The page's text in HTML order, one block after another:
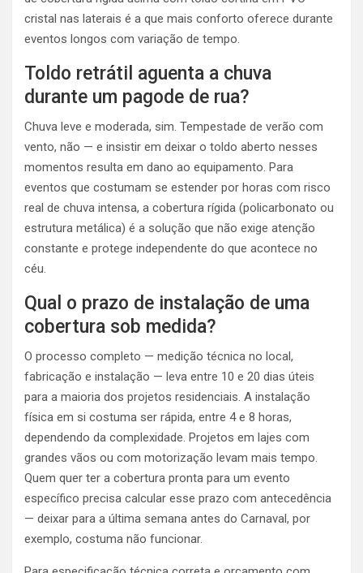
cristal nas laterais é a que mais conforto oferece durante
eventos longos com variação de tempo.
Toldo retrátil aguenta a chuva
durante um pagode de rua?
Chuva leve e moderada, sim. Tempestade de verão com
vento, não — e insistir em deixar o toldo aberto nesses
momentos resulta em dano ao equipamento. Para
eventos que costumam se estender por horas com risco
real de chuva intensa, a cobertura rígida (policarbonato ou
estrutura metálica) é a solução que não exige atenção
constante e protege independente do que acontece no
céu.
Qual o prazo de instalação de uma
cobertura sob medida?
O processo completo — medição técnica no local,
fabricação e instalação — leva entre 10 e 20 dias úteis
para a maioria dos projetos residenciais. A instalação
física em si costuma ser rápida, entre 4 e 8 horas,
dependendo da complexidade. Projetos em lajes com
grandes vãos ou com motorização levam mais tempo.
Quem quer ter a cobertura pronta para um evento
específico precisa calcular esse prazo com antecedência
— deixar para a última semana antes do Carnaval, por
exemplo, costuma não funcionar.